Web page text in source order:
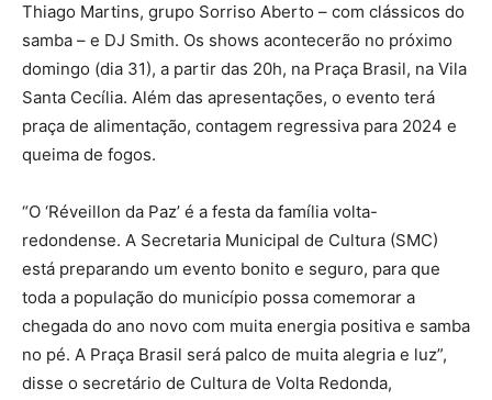
Thiago Martins, grupo Sorriso Aberto – com clássicos do
samba – e DJ Smith. Os shows acontecerão no próximo
domingo (dia 31), a partir das 20h, na Praça Brasil, na Vila
Santa Cecília. Além das apresentações, o evento terá
praça de alimentação, contagem regressiva para 2024 e
queima de fogos.
“O ‘Réveillon da Paz’ é a festa da família volta-
redondense. A Secretaria Municipal de Cultura (SMC)
está preparando um evento bonito e seguro, para que
toda a população do município possa comemorar a
chegada do ano novo com muita energia positiva e samba
no pé. A Praça Brasil será palco de muita alegria e luz”,
disse o secretário de Cultura de Volta Redonda,